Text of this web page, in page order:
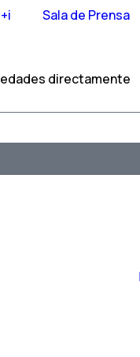
Sala de Prensa
directamente